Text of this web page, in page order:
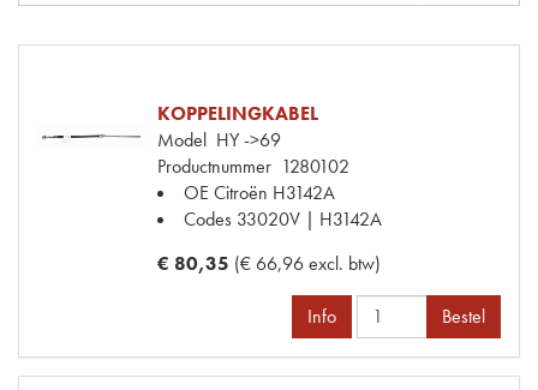
KOPPELINGKABEL
Model HY ->69
Productnummer 1280102
OE Citroën H3142A
Codes 33020V | H3142A
€ 80,35 (€ 66,96 excl. btw)
Info Bestel